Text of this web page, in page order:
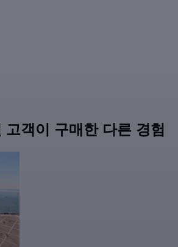
고객이 구매한 다른 경험